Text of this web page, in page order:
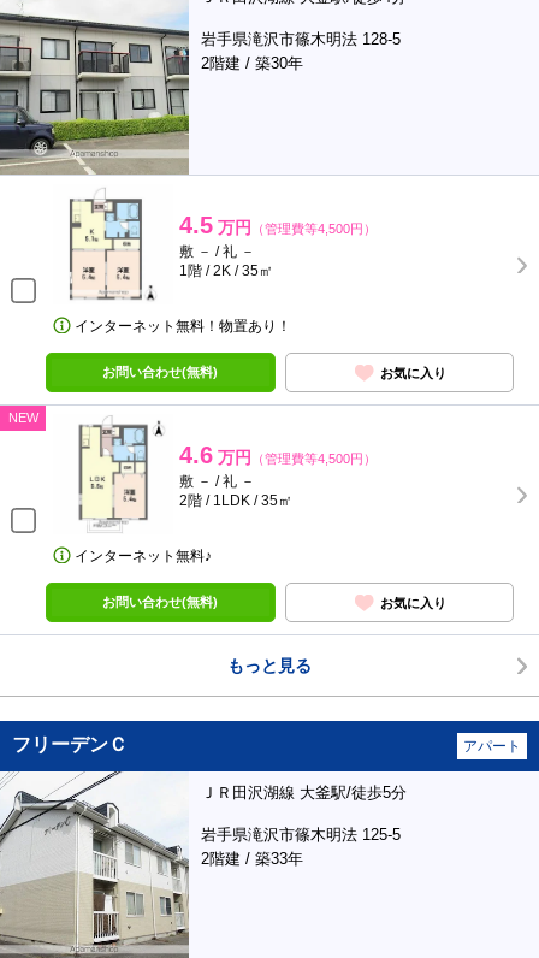
岩手県滝沢市篠木明法 128-5
2階建 / 築30年
4.5 万円 （管理費等4,500円）
敷 － / 礼 －
1階 / 2K / 35㎡
インターネット無料！物置あり！
お問い合わせ(無料) お気に入り
NEW
4.6 万円 （管理費等4,500円）
敷 － / 礼 －
2階 / 1LDK / 35㎡
インターネット無料♪
お問い合わせ(無料) お気に入り
もっと見る
フリーデンＣ アパート
ＪＲ田沢湖線 大釜駅/徒歩5分
岩手県滝沢市篠木明法 125-5
2階建 / 築33年